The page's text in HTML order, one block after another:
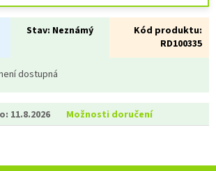
Stav: Neznámý
Kód produktu:
RD100335
dostupná
11.8.2026 Možnosti doručení